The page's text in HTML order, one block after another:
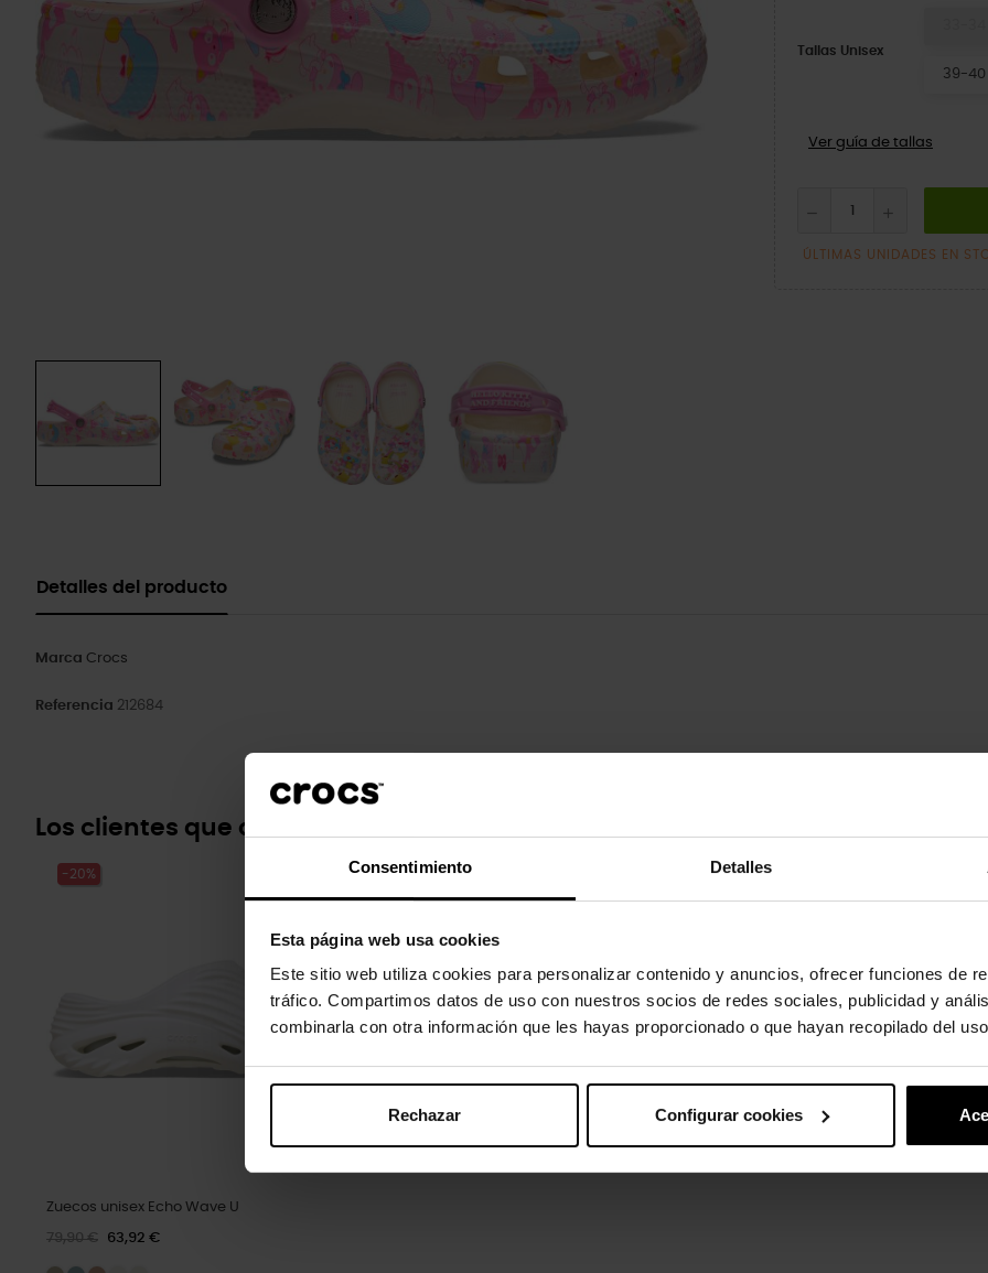
Consentimiento Detalles
Esta página web usa cookies
Este sitio web utiliza cookies para personalizar contenido y anuncios, ofrecer funciones de
tráfico. Compartimos datos de uso con nuestros socios de redes sociales, publicidad y
combinarla con otra información que les hayas proporcionado o que hayan recopilado del
Rechazar Configurar cookies
Tallas Unisex
39-40
Ver guía de tallas
ÚLTIMAS UNIDADES EN
Detalles del producto
Marca Crocs
Referencia 212684
Los clientes que compraron este producto también han comprado:
-20%
Zuecos unisex Echo Wave U
79,90 € 63,92 €